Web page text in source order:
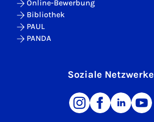
Online-Bewerbung
Bibliothek
PAUL
PANDA
Soziale Netzwerke